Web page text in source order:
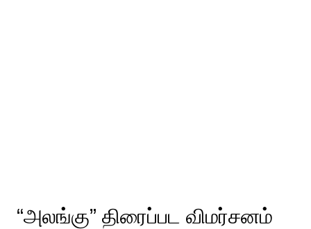
“அலங்கு” திரைப்பட விமர்சனம்